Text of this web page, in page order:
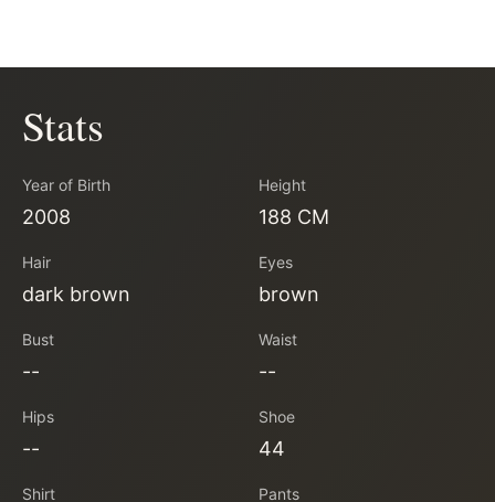
Stats
Year of Birth
2008
Height
188 CM
Hair
dark brown
Eyes
brown
Bust
--
Waist
--
Hips
--
Shoe
44
Shirt Pants